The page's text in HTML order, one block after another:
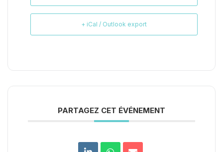
+ iCal / Outlook export
PARTAGEZ CET ÉVÉNEMENT